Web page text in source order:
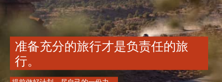
准备充分的旅行才是负责任的旅
行。